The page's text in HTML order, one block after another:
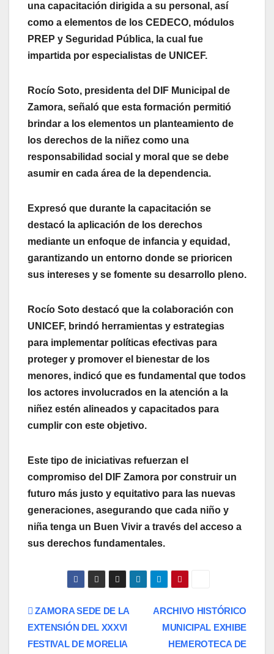
una capacitación dirigida a su personal, así
como a elementos de los CEDECO, módulos
PREP y Seguridad Pública, la cual fue
impartida por especialistas de UNICEF.
Rocío Soto, presidenta del DIF Municipal de
Zamora, señaló que esta formación permitió
brindar a los elementos un planteamiento de
los derechos de la niñez como una
responsabilidad social y moral que se debe
asumir en cada área de la dependencia.
Expresó que durante la capacitación se
destacó la aplicación de los derechos
mediante un enfoque de infancia y equidad,
garantizando un entorno donde se prioricen
sus intereses y se fomente su desarrollo pleno.
Rocío Soto destacó que la colaboración con
UNICEF, brindó herramientas y estrategias
para implementar políticas efectivas para
proteger y promover el bienestar de los
menores, indicó que es fundamental que todos
los actores involucrados en la atención a la
niñez estén alineados y capacitados para
cumplir con este objetivo.
Este tipo de iniciativas refuerzan el
compromiso del DIF Zamora por construir un
futuro más justo y equitativo para las nuevas
generaciones, asegurando que cada niño y
niña tenga un Buen Vivir a través del acceso a
sus derechos fundamentales.
Navegación
de
ARCHIVO HISTÓRICO
MUNICIPAL EXHIBE
HEMEROTECA DE
ZAMORA SEDE DE LA
EXTENSIÓN DEL XXXVI
FESTIVAL DE MORELIA